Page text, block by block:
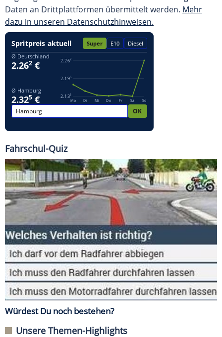
Daten an Drittplattformen übermittelt werden. Mehr
dazu in unseren Datenschutzhinweisen.
Fahrschul-Quiz
Würdest Du noch bestehen?
Unsere Themen-Highlights